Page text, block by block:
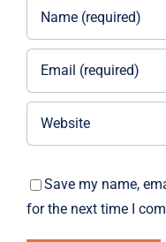
Save my name,
for the next time I